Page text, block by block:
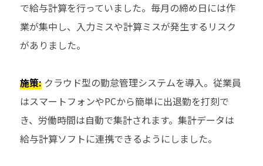
で給与計算を行っていました。毎月の締め日には作
業が集中し、入力ミスや計算ミスが発生するリスク
がありました。
施策:クラウド型の勤怠管理システムを導入。従業員
はスマートフォンやPCから簡単に出退勤を打刻で
き、労働時間は自動で集計されます。集計データは
給与計算ソフトに連携できるようにしました。